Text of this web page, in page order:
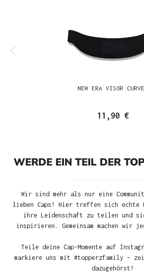
NEW ERA VISOR
11,90 €
WERDE EIN TEIL DER
Wir sind mehr als nur eine
lieben Caps! Hier treffen sich echte
ihre Leidenschaft zu teilen und
inspirieren. Gemeinsam machen wir
Teile deine Cap-Momente auf
markiere uns mit #topperzfamily –
dazugehörst!